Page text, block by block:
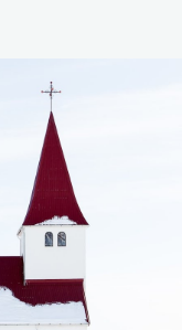
atburðum